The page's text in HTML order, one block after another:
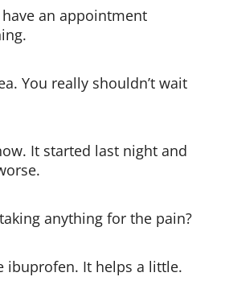
an appointment
You really shouldn’t wait
It started last night and
anything for the pain?
ibuprofen. It helps a little.